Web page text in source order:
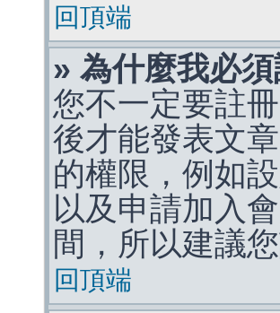
回頂端
» 為什麼我必須
您不一定要註
後才能發表文
的權限，例如
以及申請加入
間，所以建議您
回頂端